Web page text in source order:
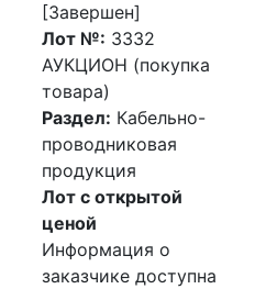
[Завершен]
Лот №: 3332
АУКЦИОН (покупка
товара)
Раздел: Кабельно-
проводниковая
продукция
Лот с открытой
ценой
Информация о
заказчике доступна